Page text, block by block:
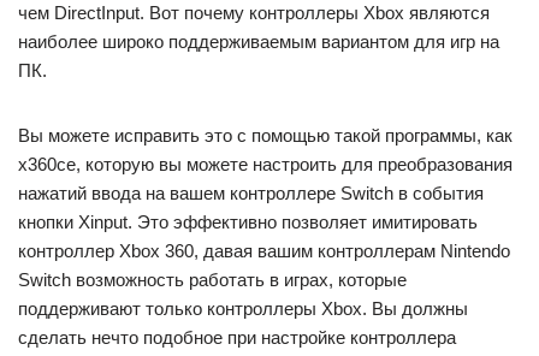
чем DirectInput. Вот почему контроллеры Xbox являются
наиболее широко поддерживаемым вариантом для игр на
ПК.
Вы можете исправить это с помощью такой программы, как
x360ce, которую вы можете настроить для преобразования
нажатий ввода на вашем контроллере Switch в события
кнопки Xinput. Это эффективно позволяет имитировать
контроллер Xbox 360, давая вашим контроллерам Nintendo
Switch возможность работать в играх, которые
поддерживают только контроллеры Xbox. Вы должны
сделать нечто подобное при настройке контроллера